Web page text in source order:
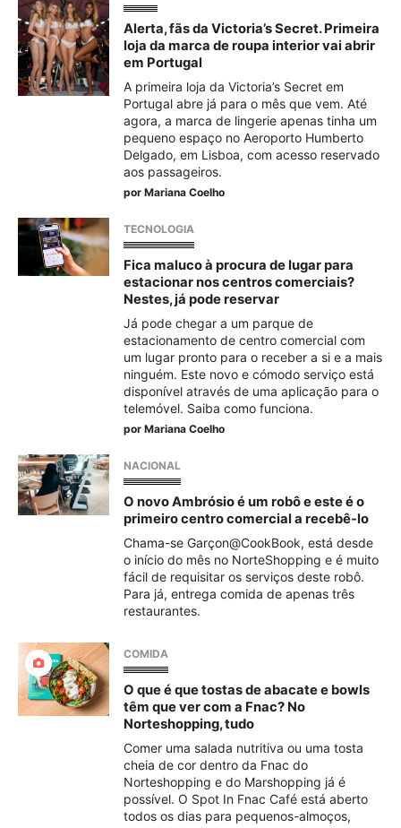
Alerta, fãs da Victoria’s Secret. Primeira
loja da marca de roupa interior vai abrir
em Portugal
A primeira loja da Victoria’s Secret em
Portugal abre já para o mês que vem. Até
agora, a marca de lingerie apenas tinha um
pequeno espaço no Aeroporto Humberto
Delgado, em Lisboa, com acesso reservado
aos passageiros.
por Mariana Coelho
TECNOLOGIA
Fica maluco à procura de lugar para
estacionar nos centros comerciais?
Nestes, já pode reservar
Já pode chegar a um parque de
estacionamento de centro comercial com
um lugar pronto para o receber a si e a mais
ninguém. Este novo e cómodo serviço está
disponível através de uma aplicação para o
telemóvel. Saiba como funciona.
por Mariana Coelho
NACIONAL
O novo Ambrósio é um robô e este é o
primeiro centro comercial a recebê-lo
Chama-se Garçon@CookBook, está desde
o início do mês no NorteShopping e é muito
fácil de requisitar os serviços deste robô.
Para já, entrega comida de apenas três
restaurantes.
COMIDA
O que é que tostas de abacate e bowls
têm que ver com a Fnac? No
Norteshopping, tudo
Comer uma salada nutritiva ou uma tosta
cheia de cor dentro da Fnac do
Norteshopping e do Marshopping já é
possível. O Spot In Fnac Café está aberto
todos os dias para pequenos-almoços,